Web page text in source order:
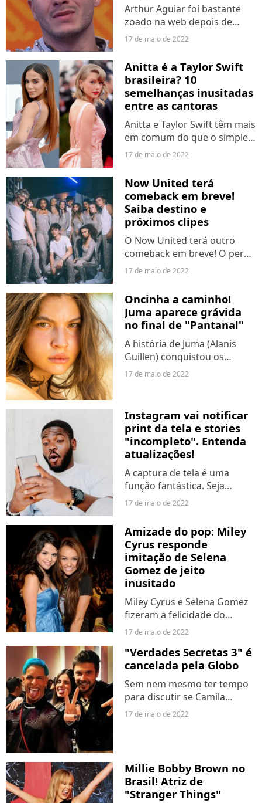
Arthur Aguiar foi bastante
zoado na web depois de
performar ao vivo a música
"Encontro com Fátima
Bernardes", nesta última
segunda-feira (16). Após o
programa,...
17 de maio de 2022
Anitta é a Taylor Swift
brasileira? 10
semelhanças inusitadas
entre as cantoras
Anitta e Taylor Swift têm mais
em comum do que o simples
fato de serem cantoras
político até mapa astral, as
duas compartilham uma
série de semelhanças
inusitadas....
17 de maio de 2022
Now United terá
comeback em breve!
Saiba destino e
próximos clipes
O Now United terá outro
comeback em breve! O perfil
Mélanie Thomas Fan Center,
integrante, compartilhou
algumas novidades nesta
terça-feira (17). De acordo...
17 de maio de 2022
Oncinha a caminho!
Juma aparece grávida
no final de "Pantanal"
A história de Juma (Alanis
Guillen) conquistou os
corações des espectadores
Marruá (Juliana Paes)
enfrentou bastante coisa...
17 de maio de 2022
Instagram vai notificar
print da tela e stories
"incompleto". Entenda
atualizações!
A captura de tela é uma
função fantástica. Seja
capturando um meme
receita para replicar ou
enviando rapidamente a
alguém evidências daquela
fofoca, o print...
17 de maio de 2022
Amizade do pop: Miley
Cyrus responde
imitação de Selena
Gomez de jeito
inusitado
Miley Cyrus e Selena Gomez
fizeram a felicidade do
fandom nesta terça-feira (17)!
"Malibu" ser citada em
discurso da amiga no
"Saturday Night Live", Miley
fez...
17 de maio de 2022
"Verdades Secretas 3" é
cancelada pela Globo
Sem nem mesmo ter tempo
para discutir se Camila
Queiroz realmente não
de vez no final do segundo
ano da novela,...
17 de maio de 2022
Millie Bobby Brown no
Brasil! Atriz de
"Stranger Things"